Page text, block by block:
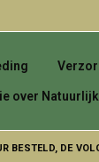
over
BESTELD, DE